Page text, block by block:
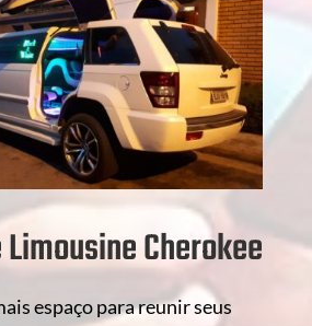
Cherokee
espaço para reunir seus